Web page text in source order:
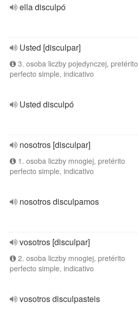
ella disculpó
Usted [disculpar]
3. osoba liczby pojedynczej, pretérito
perfecto simple, indicativo
Usted disculpó
nosotros [disculpar]
1. osoba liczby mnogiej, pretérito
perfecto simple, indicativo
nosotros disculpamos
vosotros [disculpar]
2. osoba liczby mnogiej, pretérito
perfecto simple, indicativo
vosotros disculpasteis